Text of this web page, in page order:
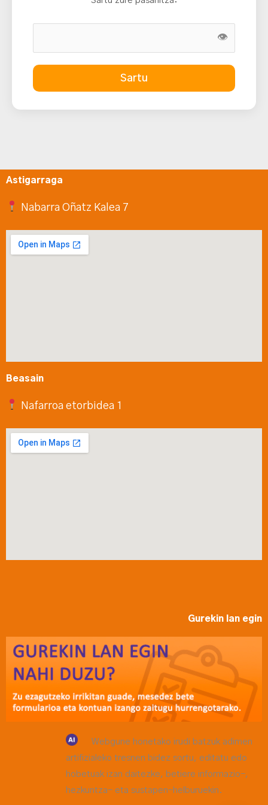
👁
Sartu
Astigarraga
Nabarra Oñatz Kalea 7
Beasain
Nafarroa etorbidea 1
Gurekin lan egin
Webgune honetako irudi batzuk adimen
artifizialeko tresnen bidez sortu, editatu edo
hobetuak izan daitezke, betiere informazio-,
hezkuntza- eta sustapen-helburuekin.